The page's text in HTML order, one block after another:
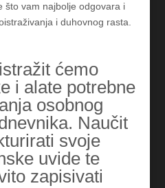
što vam najbolje odgovara i
i duhovnog rasta.
ćemo
i alate potrebne
osobnog
Naučit
svoje
uvide te
zapisivati